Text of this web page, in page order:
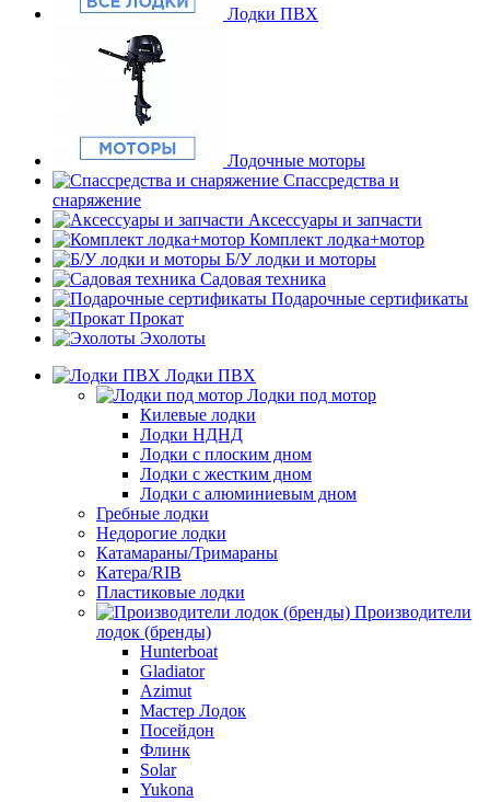
Лодки ПВХ
Лодочные моторы
Спассредства и
снаряжение
Аксессуары и запчасти
Комплект лодка+мотор
Б/У лодки и моторы
Садовая техника
Подарочные сертификаты
Прокат
Эхолоты
Лодки ПВХ
Лодки под мотор
Килевые лодки
Лодки НДНД
Лодки с плоским дном
Лодки с жестким дном
Лодки с алюминиевым дном
Гребные лодки
Недорогие лодки
Катамараны/Тримараны
Катера/RIB
Пластиковые лодки
Производители
лодок (бренды)
Hunterboat
Gladiator
Azimut
Мастер Лодок
Посейдон
Флинк
Solar
Yukona